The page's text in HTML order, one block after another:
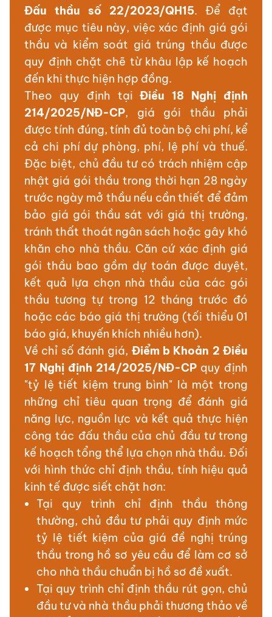
Đấu thầu số 22/2023/QH15. Để đạt
được mục tiêu này, việc xác định giá gói
thầu và kiểm soát giá trúng thầu được
quy định chặt chẽ từ khâu lập kế hoạch
đến khi thực hiện hợp đồng.
Theo quy định tạiĐiều 18 Nghị định
214/2025/NĐ-CP, giá gói thầu phải
được tính đúng, tính đủ toàn bộ chi phí, kể
cả chi phí dự phòng, phí, lệ phí và thuế.
Đặc biệt, chủ đầu tư có trách nhiệm cập
nhật giá gói thầu trong thời hạn 28 ngày
trước ngày mở thầu nếu cần thiết để đảm
bảo giá gói thầu sát với giá thị trường,
tránh thất thoát ngân sách hoặc gây khó
khăn cho nhà thầu. Căn cứ xác định giá
gói thầu bao gồm dự toán được duyệt,
kết quả lựa chọn nhà thầu của các gói
thầu tương tự trong 12 tháng trước đó
hoặc các báo giá thị trường (tối thiểu 01
báo giá, khuyến khích nhiều hơn).
Về chỉ số đánh giá, Điểm b Khoản 2 Điều
17 Nghị định 214/2025/NĐ-CP quy định
"tỷ lệ tiết kiệm trung bình" là một trong
những chỉ tiêu quan trọng để đánh giá
năng lực, nguồn lực và kết quả thực hiện
công tác đấu thầu của chủ đầu tư trong
kế hoạch tổng thể lựa chọn nhà thầu. Đối
với hình thức chỉ định thầu, tính hiệu quả
kinh tế được siết chặt hơn:
Tại quy trình chỉ định thầu thông
thường, chủ đầu tư phải quy định mức
tỷ lệ tiết kiệm của giá đề nghị trúng
thầu trong hồ sơ yêu cầu để làm cơ sở
cho nhà thầu chuẩn bị hồ sơ đề xuất.
Tại quy trình chỉ định thầu rút gọn, chủ
đầu tư và nhà thầu phải thương thảo về